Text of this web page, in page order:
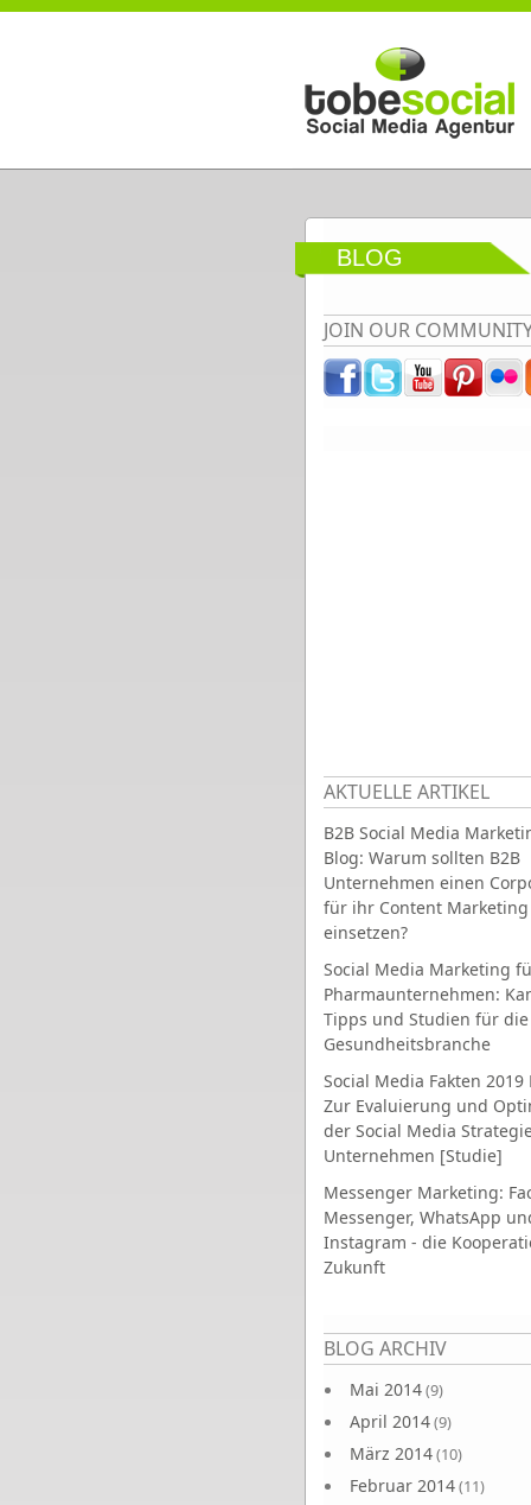
Direkt zum Inhalt
BLOG
JOIN OUR
AKTUELLE ARTIKEL
B2B Social Media
Blog: Warum sollten B2B
Unternehmen einen
für ihr Content Marketing
einsetzen?
Social Media Marketing
Pharmaunternehmen:
Tipps und Studien für die
Gesundheitsbranche
Social Media Fakten 2019
Zur Evaluierung und
der Social Media
Unternehmen [Studie]
Messenger Marketing:
Messenger, WhatsApp
Instagram - die
Zukunft
BLOG ARCHIV
Mai 2014(9)
April 2014(9)
März 2014(10)
Februar 2014(11)
Seiten